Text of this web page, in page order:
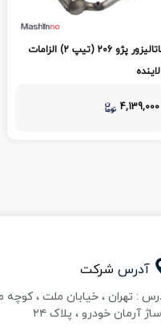
کاتالیزور پژو 206 (تیپ 2) الزامات
4,139,000
آدرس شرکت
: تهران ، خیابان ملت ، کوچه
آرمان خودرو ، پلاک ۲۴